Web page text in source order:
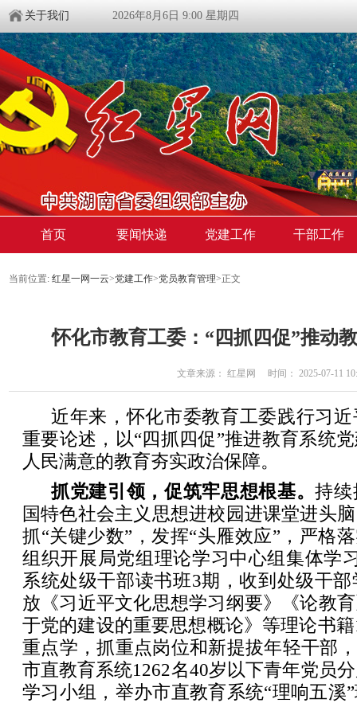
关于我们 2026年8月6日 9:00 星期四
首页 要闻快递 党建工作 干部工作
当前位置: 红星一网一云>党建工作>党员教育管理>正文
怀化市教育工委：“四抓四促”推动
文章来源： 红星网 时间： 2025-07-11
近年来，怀化市委教育工委践行习
重要论述，以“四抓四促”推进教育系统
人民满意的教育夯实政治保障。
抓党建引领，促筑牢思想根基。持续
国特色社会主义思想进校园进课堂进头
抓“关键少数”，发挥“头雁效应”，严格
组织开展局党组理论学习中心组集体学
系统处级干部读书班3期，收到处级干
放《习近平文化思想学习纲要》《论教
于党的建设的重要思想概论》等理论书
重点学，抓重点岗位和新提拔年轻干部
市直教育系统1262名40岁以下青年党员
学习小组，举办市直教育系统“理响五溪